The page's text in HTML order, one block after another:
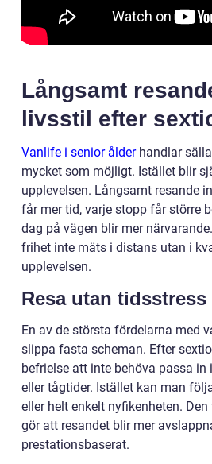
Långsamt
livsstil efter
Vanlife i senior ålderhandlar
mycket som möjligt. Istället blir
upplevelsen. Långsamt resande
får mer tid, varje stopp får större
dag på vägen blir mer
frihet inte mäts i distans utan i
upplevelsen.
Resa utan tidsstress
En av de största fördelarna med
slippa fasta scheman. Efter
befrielse att inte behöva passa
eller tågtider. Istället kan man
eller helt enkelt nyfikenheten.
gör att resandet blir mer
prestationsbaserat.